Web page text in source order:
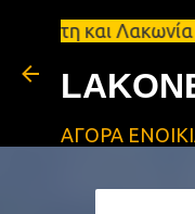
Λακωνία
ΑΓΟΡΑ